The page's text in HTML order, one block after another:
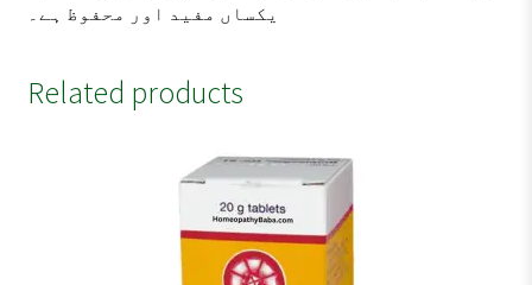
یکساں مفید اور محفوظ ہے۔
Related products